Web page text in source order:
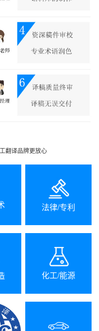
翻译品牌更放心
法律/专利
化工/能源